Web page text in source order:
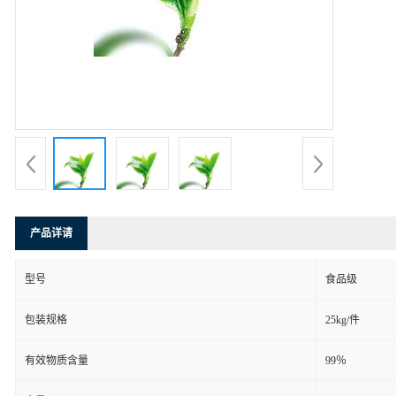
产品详请
型号 食品级
包装规格 25kg/件
有效物质含量 99％